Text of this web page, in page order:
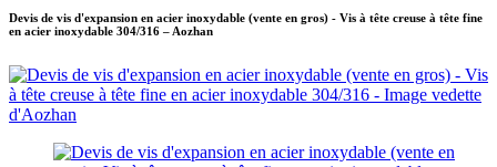
Devis de vis d'expansion en acier inoxydable (vente en gros) - Vis à tête creuse à tête fine
en acier inoxydable 304/316 – Aozhan